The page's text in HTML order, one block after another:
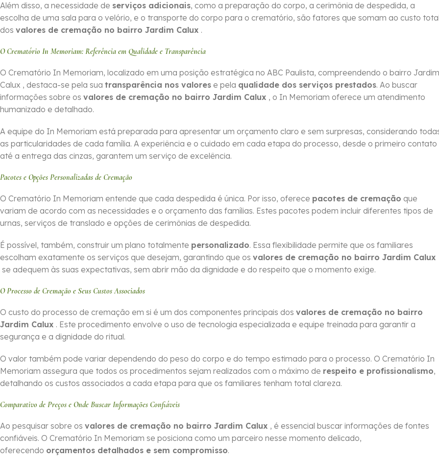
Além disso, a necessidade de serviços adicionais, como a preparação do corpo, a cerimônia de despedida, a
escolha de uma sala para o velório, e o transporte do corpo para o crematório, são fatores que somam ao custo
dos valores de cremação no bairro Jardim Calux .
O Crematório In Memoriam: Referência em Qualidade e Transparência
O Crematório In Memoriam, localizado em uma posição estratégica no ABC Paulista, compreendendo o bairro Jardim
Calux , destaca-se pela sua transparência nos valores e pela qualidade dos serviços prestados. Ao buscar
informações sobre os valores de cremação no bairro Jardim Calux , o In Memoriam oferece um atendimento
humanizado e detalhado.
A equipe do In Memoriam está preparada para apresentar um orçamento claro e sem surpresas, considerando
as particularidades de cada família. A experiência e o cuidado em cada etapa do processo, desde o primeiro contato
até a entrega das cinzas, garantem um serviço de excelência.
Pacotes e Opções Personalizadas de Cremação
O Crematório In Memoriam entende que cada despedida é única. Por isso, oferece pacotes de cremação que
variam de acordo com as necessidades e o orçamento das famílias. Estes pacotes podem incluir diferentes tipos de
urnas, serviços de translado e opções de cerimônias de despedida.
É possível, também, construir um plano totalmente personalizado. Essa flexibilidade permite que os familiares
escolham exatamente os serviços que desejam, garantindo que os valores de cremação no bairro Jardim Calux
se adequem às suas expectativas, sem abrir mão da dignidade e do respeito que o momento exige.
O Processo de Cremação e Seus Custos Associados
O custo do processo de cremação em si é um dos componentes principais dos valores de cremação no bairro
Jardim Calux . Este procedimento envolve o uso de tecnologia especializada e equipe treinada para garantir a
segurança e a dignidade do ritual.
O valor também pode variar dependendo do peso do corpo e do tempo estimado para o processo. O Crematório In
Memoriam assegura que todos os procedimentos sejam realizados com o máximo de respeito e profissionalismo,
detalhando os custos associados a cada etapa para que os familiares tenham total clareza.
Comparativo de Preços e Onde Buscar Informações Confiáveis
Ao pesquisar sobre os valores de cremação no bairro Jardim Calux , é essencial buscar informações de fontes
confiáveis. O Crematório In Memoriam se posiciona como um parceiro nesse momento delicado,
oferecendo orçamentos detalhados e sem compromisso.